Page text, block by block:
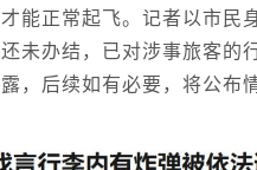
能正常起飞。记者以市
未办结，已对涉事旅客
，后续如有必要，将公布